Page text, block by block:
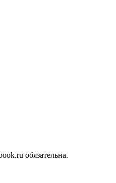
обязательна.